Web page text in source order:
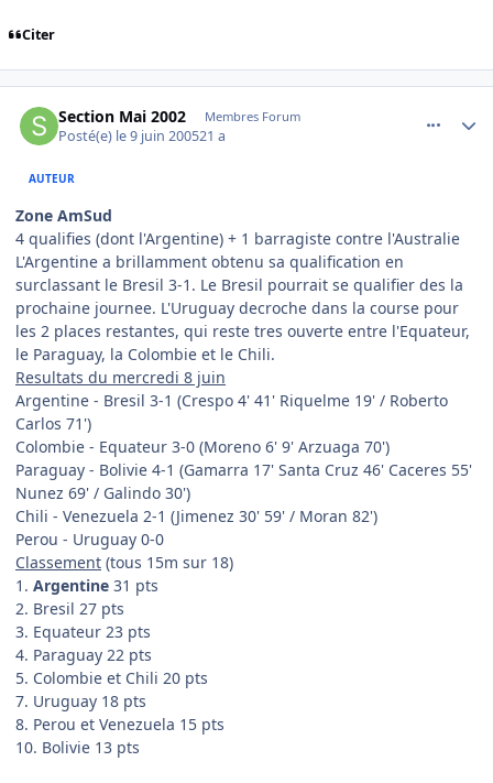
Citer
Section Mai 2002 Membres Forum
Posté(e) le 9 juin 200521 a
AUTEUR
Zone AmSud
4 qualifies (dont l'Argentine) + 1 barragiste contre l'Australie
L'Argentine a brillamment obtenu sa qualification en
surclassant le Bresil 3-1. Le Bresil pourrait se qualifier des la
prochaine journee. L'Uruguay decroche dans la course pour
les 2 places restantes, qui reste tres ouverte entre l'Equateur,
le Paraguay, la Colombie et le Chili.
Resultats du mercredi 8 juin
Argentine - Bresil 3-1 (Crespo 4' 41' Riquelme 19' / Roberto
Carlos 71')
Colombie - Equateur 3-0 (Moreno 6' 9' Arzuaga 70')
Paraguay - Bolivie 4-1 (Gamarra 17' Santa Cruz 46' Caceres 55'
Nunez 69' / Galindo 30')
Chili - Venezuela 2-1 (Jimenez 30' 59' / Moran 82')
Perou - Uruguay 0-0
Classement (tous 15m sur 18)
1. Argentine 31 pts
2. Bresil 27 pts
3. Equateur 23 pts
4. Paraguay 22 pts
5. Colombie et Chili 20 pts
7. Uruguay 18 pts
8. Perou et Venezuela 15 pts
10. Bolivie 13 pts